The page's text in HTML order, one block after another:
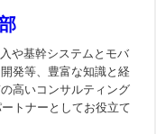
や基幹システムとモバ
発等、豊富な知識と経
高いコンサルティング
トナーとしてお役立て